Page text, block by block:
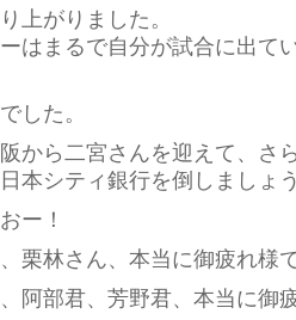
上がりました。
はまるで自分が試合に出て
した。
から二宮さんを迎えて、さ
本シティ銀行を倒しましょ
ー！
栗林さん、本当に御疲れ様
阿部君、芳野君、本当に御